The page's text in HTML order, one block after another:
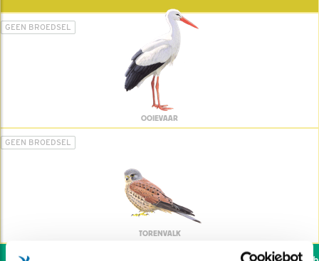
GEEN BROEDSEL
OOIEVAAR
GEEN BROEDSEL
TORENVALK